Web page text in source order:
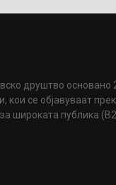
друштво основано
кои се објавуваат
широката публика